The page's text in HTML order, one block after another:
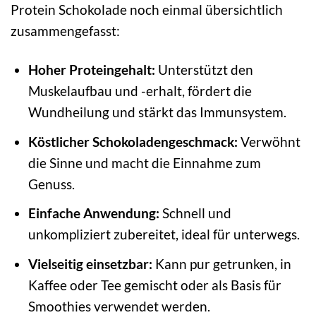
Protein Schokolade noch einmal übersichtlich
zusammengefasst:
Hoher Proteingehalt: Unterstützt den
Muskelaufbau und -erhalt, fördert die
Wundheilung und stärkt das Immunsystem.
Köstlicher Schokoladengeschmack: Verwöhnt
die Sinne und macht die Einnahme zum
Genuss.
Einfache Anwendung: Schnell und
unkompliziert zubereitet, ideal für unterwegs.
Vielseitig einsetzbar: Kann pur getrunken, in
Kaffee oder Tee gemischt oder als Basis für
Smoothies verwendet werden.